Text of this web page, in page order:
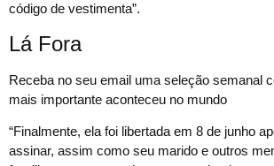
código de vestimenta”.
Lá Fora
Receba no seu email uma seleção semanal
mais importante aconteceu no mundo
“Finalmente, ela foi libertada em 8 de junho
assinar, assim como seu marido e outros